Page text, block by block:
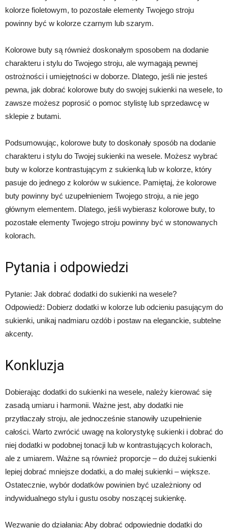
kolorze fioletowym, to pozostałe elementy Twojego stroju
powinny być w kolorze czarnym lub szarym.
Kolorowe buty są również doskonałym sposobem na dodanie
charakteru i stylu do Twojego stroju, ale wymagają pewnej
ostrożności i umiejętności w doborze. Dlatego, jeśli nie jesteś
pewna, jak dobrać kolorowe buty do swojej sukienki na wesele, to
zawsze możesz poprosić o pomoc stylistę lub sprzedawcę w
sklepie z butami.
Podsumowując, kolorowe buty to doskonały sposób na dodanie
charakteru i stylu do Twojej sukienki na wesele. Możesz wybrać
buty w kolorze kontrastującym z sukienką lub w kolorze, który
pasuje do jednego z kolorów w sukience. Pamiętaj, że kolorowe
buty powinny być uzupełnieniem Twojego stroju, a nie jego
głównym elementem. Dlatego, jeśli wybierasz kolorowe buty, to
pozostałe elementy Twojego stroju powinny być w stonowanych
kolorach.
Pytania i odpowiedzi
Pytanie: Jak dobrać dodatki do sukienki na wesele?
Odpowiedź: Dobierz dodatki w kolorze lub odcieniu pasującym do
sukienki, unikaj nadmiaru ozdób i postaw na eleganckie, subtelne
akcenty.
Konkluzja
Dobierając dodatki do sukienki na wesele, należy kierować się
zasadą umiaru i harmonii. Ważne jest, aby dodatki nie
przytłaczały stroju, ale jednocześnie stanowiły uzupełnienie
całości. Warto zwrócić uwagę na kolorystykę sukienki i dobrać do
niej dodatki w podobnej tonacji lub w kontrastujących kolorach,
ale z umiarem. Ważne są również proporcje – do dużej sukienki
lepiej dobrać mniejsze dodatki, a do małej sukienki – większe.
Ostatecznie, wybór dodatków powinien być uzależniony od
indywidualnego stylu i gustu osoby noszącej sukienkę.
Wezwanie do działania: Aby dobrać odpowiednie dodatki do